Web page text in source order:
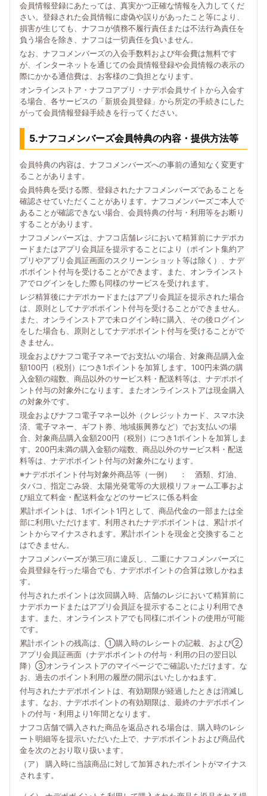
会員情報登録にあたっては、真実かつ正確な情報を入力してくだ
さい。登録された会員情報に虚偽や誤りがあったこと等により、
損害が生じても、ナフコが債務不履行責任または不法行為責任を
負う場合を除き、ナフコは一切責任を負いません。
なお、ナフコメンバーズの入会手数料および年会費は無料です
が、インターネットを通じての会員情報登録や会員情報の表示の
際にかかる通信費は、お客様のご負担となります。
オンラインストア・ナフコアプリ・ナデポ会員サイトから入会す
る場合、各サービスの「新規会員登録」から所定の手続きにした
がって会員情報登録手続きを行ってください。
5.ナフコメンバーズ会員特典の内容・提供方法等
会員特典の内容は、ナフコメンバーズへの事前の通知なく変更す
ることがあります。
会員特典を受ける際、登録されたナフコメンバーズであることを
確認させていただくことがあります。ナフコメンバーズご本人で
あることが確認できない場合、会員特典の付与・利用等をお断り
することがあります。
ナフコメンバーズは、ナフコ店舗レジにおいて精算前にナデポカ
ードまたはアプリ会員証を提示することにより（ポイント集約ア
プリやアプリ会員証画面のスクリーンショット等は除く）、ナデ
ポポイント付与を受けることができます。また、オンラインスト
アでログインをした際も同様のサービスを受けれます。
レジ精算後にナデポカードまたはアプリ会員証を提示された場合
は、原則としてナデポポイント付与を受けることができません。
また、オンラインストアで未ログイン時に購入、その後ログイン
をした場合も、原則としてナデポポイント付与を受けることがで
きません。
現金およびナフコ電子マネーでお支払いの場合、対象商品購入金
額100円（税別）につき1ポイントを加算します。100円未満の購
入金額の端数、商品以外のサービス料・配送料等は、ナデポポイ
ント付与の対象外になります。またオンラインストアは現金購入
の対象外です。
現金およびナフコ電子マネー以外（クレジットカード、スマホ決
済、電子マネー、ギフト券、地域振興券など）でお支払いの場
合、対象商品購入金額200円（税別）につき1ポイントを加算しま
す。200円未満の購入金額の端数、商品以外のサービス料・配送
料等は、ナデポポイント付与の対象外になります。
※ナデポポイント付与対象外商品等（一例） ： 酒類、灯油、
タバコ、指定ごみ袋、太陽光発電等の大規模リフォーム工事およ
び組立て料金・配送料金などのサービスに係る料金
累計ポイントは、1ポイント1円として、商品代金の一部または全
部に利用いただけます。利用されたナデポポイントは、累計ポイ
ントからマイナスされます。累計ポイントを現金と交換すること
はできません。
ナフコメンバーズが第三項に違反し、二重にナフコメンバーズに
会員登録を行った場合でも、ナデポポイントの合算は致しかねま
す。
付与されたポイントは次回購入時、店舗のレジにおいて精算前に
ナデポカードまたはアプリ会員証を提示することにより利用でき
ます。また、オンラインストアでも同様にポイントの使用が可能
です。
累計ポイントの残高は、①購入時のレシートの記載、および②
アプリ会員証画面（ナデポポイントの付与・利用の日の翌日以
降）③オンラインストアのマイページでご確認いただけます。な
お、過去のポイント利用の履歴の開示はいたしかねます。
付与されたナデポポイントは、有効期限が経過したときは消滅し
ます。なお、ナデポポイントの有効期限は、最終のナデポポイン
トの付与・利用より1年間となります。
ナフコ店舗で購入された商品を返品される場合は、購入時のレシ
ート明細等を提示いただいた上で、ナデポポイントおよび商品代
金を次のとおり取り扱います。
（ア） 購入時に当該商品に対して加算されたポイントがマイナス
されます。